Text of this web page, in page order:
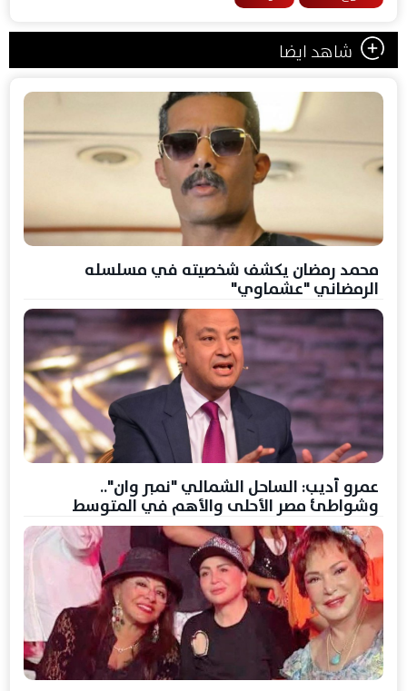
شاهد ايضا
محمد رمضان يكشف شخصيته في مسلسله
الرمضاني "عشماوي"
عمرو أديب: الساحل الشمالي "نمبر وان"..
وشواطئ مصر الأحلى والأهم في المتوسط